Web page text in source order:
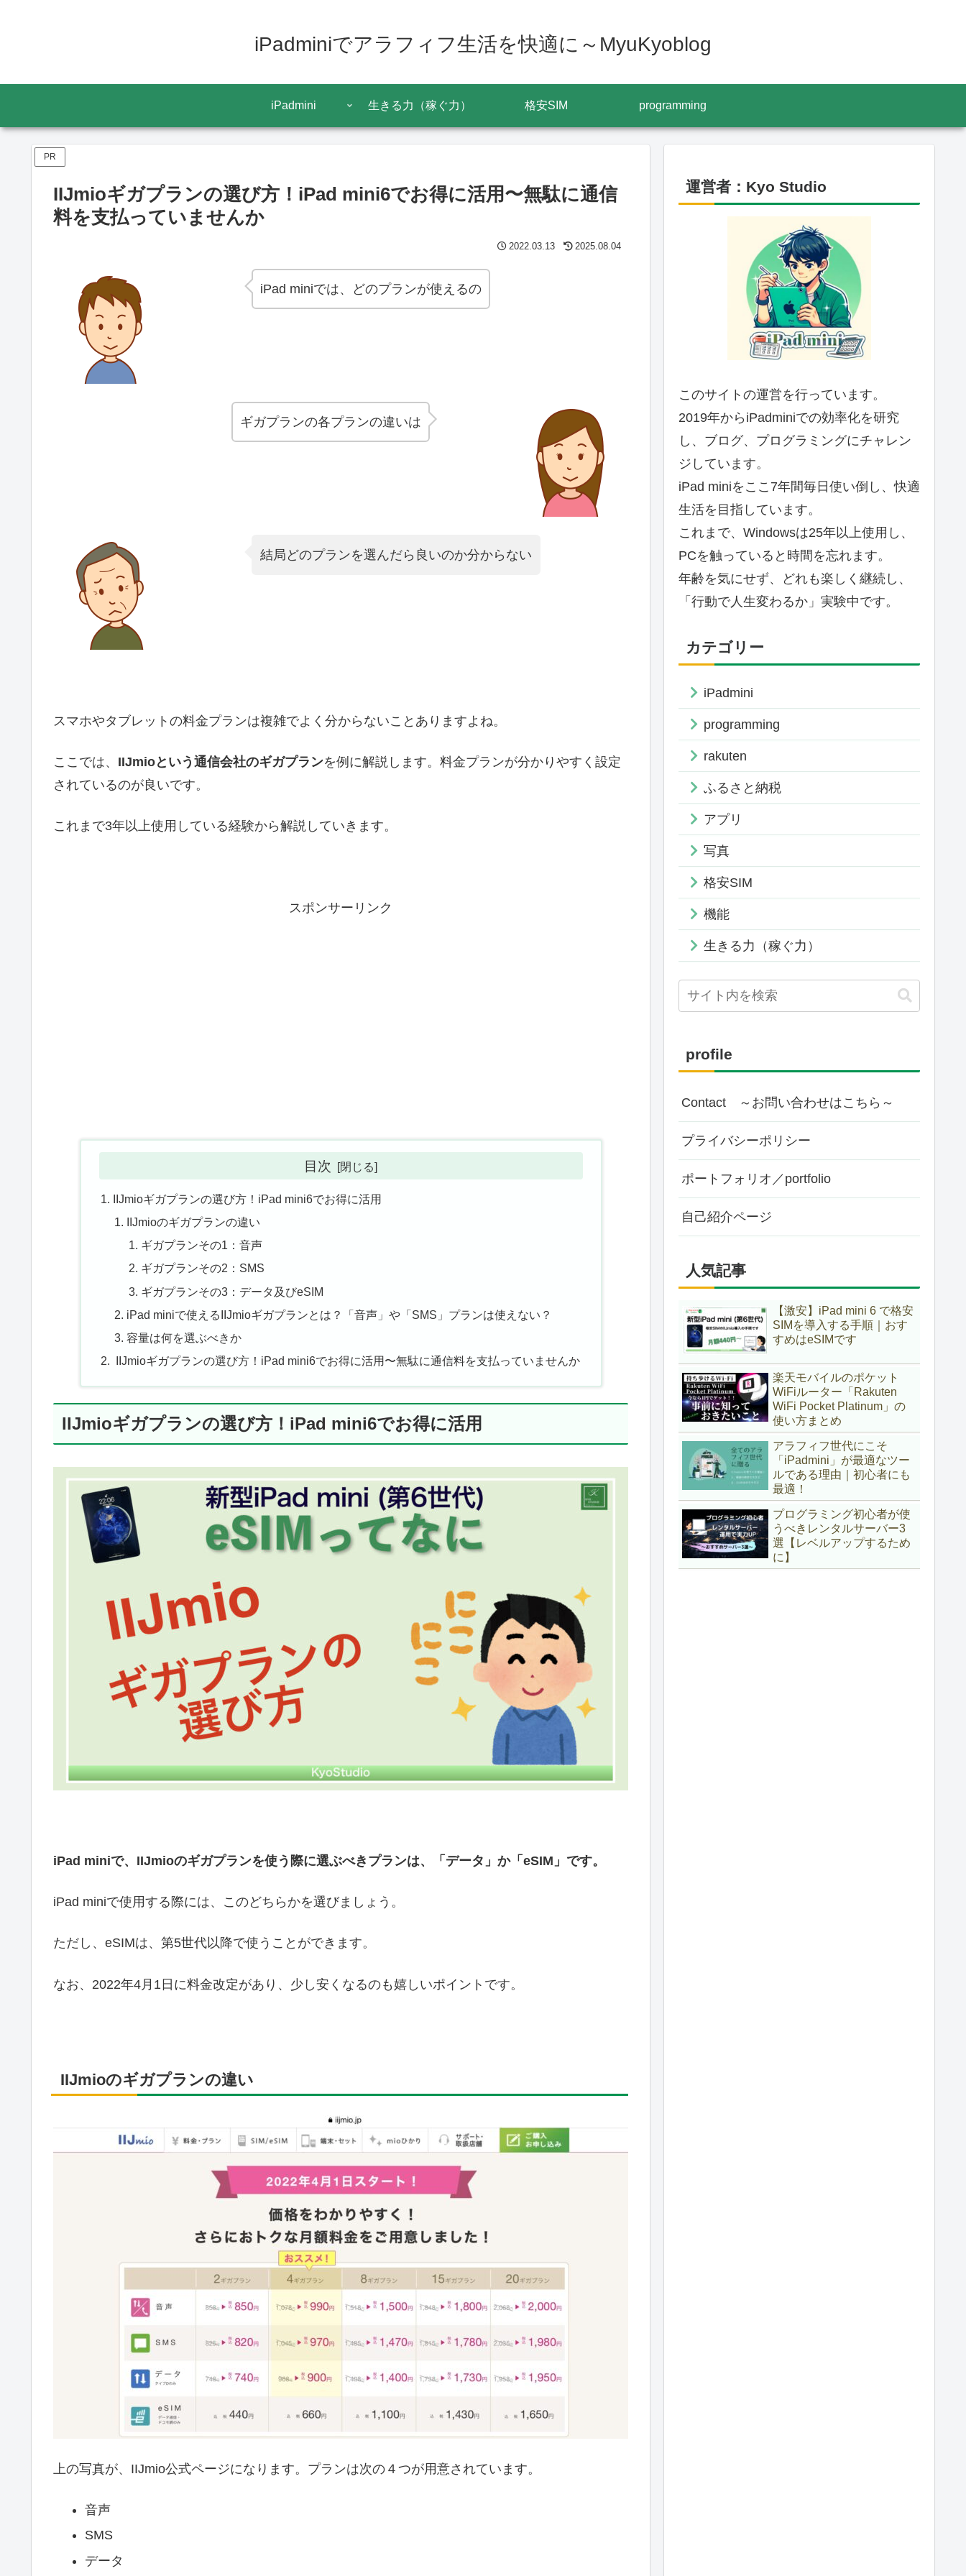
iPadminiでアラフィフ生活を快適に～MyuKyoblog
iPadmini 生きる力（稼ぐ力） 格安SIM programming
PR
IIJmioギガプランの選び方！iPad mini6でお得に活用〜無駄に通信
料を支払っていませんか
2022.03.13 2025.08.04
iPad miniでは、どのプランが使えるの
ギガプランの各プランの違いは
結局どのプランを選んだら良いのか分からない
スマホやタブレットの料金プランは複雑でよく分からないことありますよね。
ここでは、 IIJmioという通信会社のギガプランを例に解説します。料金プランが分かりやすく設定
されているのが良いです。
これまで3年以上使用している経験から解説していきます。
スポンサーリンク
目次
IIJmioギガプランの選び方！iPad mini6でお得に活用
IIJmioのギガプランの違い
ギガプランその1：音声
ギガプランその2：SMS
ギガプランその3：データ及びeSIM
iPad miniで使えるIIJmioギガプランとは？「音声」や「SMS」プランは使えない？
容量は何を選ぶべきか
IIJmioギガプランの選び方！iPad mini6でお得に活用〜無駄に通信料を支払っていませんか
IIJmioギガプランの選び方！iPad mini6でお得に活用
iPad miniで、IIJmioのギガプランを使う際に選ぶべきプランは、「データ」か「eSIM」です。
iPad miniで使用する際には、このどちらかを選びましょう。
ただし、eSIMは、第5世代以降で使うことができます。
なお、2022年4月1日に料金改定があり、少し安くなるのも嬉しいポイントです。
IIJmioのギガプランの違い
上の写真が、IIJmio公式ページになります。プランは次の４つが用意されています。
音声
SMS
データ
運営者：Kyo Studio
このサイトの運営を行っています。
2019年からiPadminiでの効率化を研究
し、ブログ、プログラミングにチャレン
ジしています。
iPad miniをここ7年間毎日使い倒し、快適
生活を目指しています。
これまで、Windowsは25年以上使用し、
PCを触っていると時間を忘れます。
年齢を気にせず、どれも楽しく継続し、
「行動で人生変わるか」実験中です。
カテゴリー
iPadmini
programming
rakuten
ふるさと納税
アプリ
写真
格安SIM
機能
生きる力（稼ぐ力）
profile
Contact ～お問い合わせはこちら～
プライバシーポリシー
ポートフォリオ／portfolio
自己紹介ページ
人気記事
【激安】iPad mini 6 で格安
SIMを導入する手順｜おす
すめはeSIMです
楽天モバイルのポケット
WiFiルーター「Rakuten
WiFi Pocket Platinum」の
使い方まとめ
アラフィフ世代にこそ
「iPadmini」が最適なツー
ルである理由｜初心者にも
最適！
プログラミング初心者が使
うべきレンタルサーバー3
選【レベルアップするため
に】